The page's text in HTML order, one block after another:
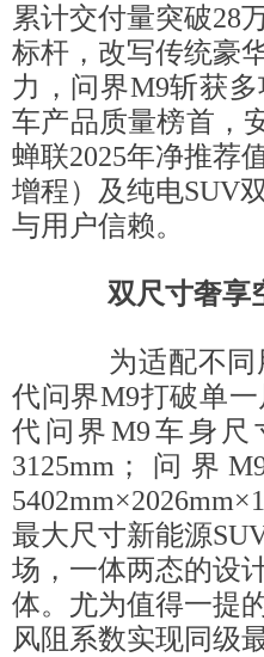
累计交付量突破28
标杆，改写传统豪
力，问界M9斩获
车产品质量榜首，
蝉联2025年净推荐
增程）及纯电SUV
与用户信赖。
双尺寸奢享
为适配不同
代问界M9打破单
代问界M9车身尺
3125mm；问界
最大尺寸新能源
场，一体两态的设
体。尤为值得一提
风阻系数实现同级